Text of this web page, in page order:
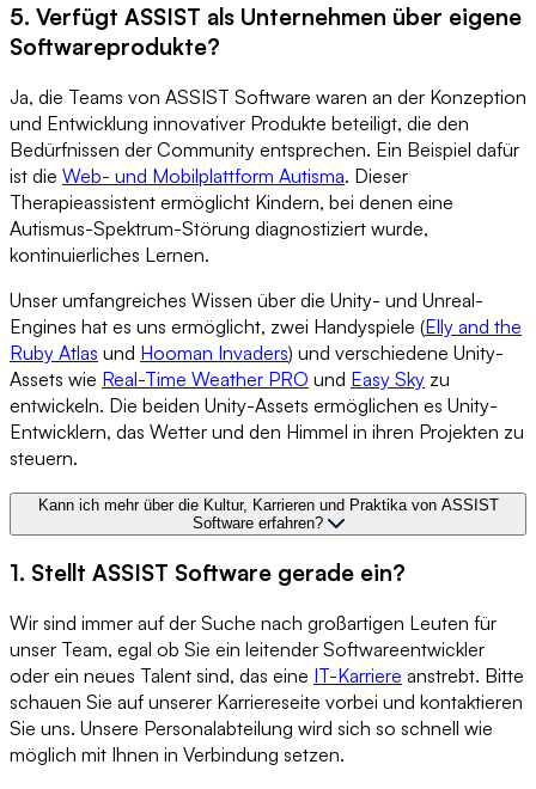
5. Verfügt ASSIST als Unternehmen über eigene
Softwareprodukte?
Ja, die Teams von ASSIST Software waren an der Konzeption
und Entwicklung innovativer Produkte beteiligt, die den
Bedürfnissen der Community entsprechen. Ein Beispiel dafür
ist die Web- und Mobilplattform Autisma. Dieser
Therapieassistent ermöglicht Kindern, bei denen eine
Autismus-Spektrum-Störung diagnostiziert wurde,
kontinuierliches Lernen.
Unser umfangreiches Wissen über die Unity- und Unreal-
Engines hat es uns ermöglicht, zwei Handyspiele (Elly and the
Ruby Atlas und Hooman Invaders) und verschiedene Unity-
Assets wie Real-Time Weather PRO und Easy Sky zu
entwickeln. Die beiden Unity-Assets ermöglichen es Unity-
Entwicklern, das Wetter und den Himmel in ihren Projekten zu
steuern.
Kann ich mehr über die Kultur, Karrieren und Praktika von ASSIST
Software erfahren?
1. Stellt ASSIST Software gerade ein?
Wir sind immer auf der Suche nach großartigen Leuten für
unser Team, egal ob Sie ein leitender Softwareentwickler
oder ein neues Talent sind, das eine IT-Karriere anstrebt. Bitte
schauen Sie auf unserer Karriereseite vorbei und kontaktieren
Sie uns. Unsere Personalabteilung wird sich so schnell wie
möglich mit Ihnen in Verbindung setzen.